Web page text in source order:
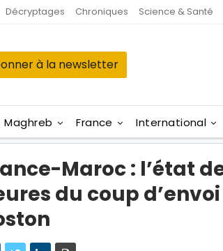
Décryptages Chroniques Science & Santé
à la newsletter
Maghreb France International
Maroc : l’état
du coup